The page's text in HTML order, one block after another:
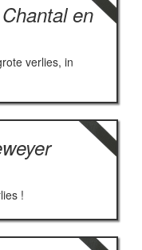
en
verlies, in
!